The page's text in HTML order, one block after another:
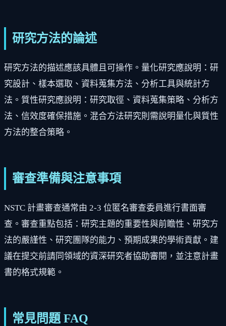
研究方法的論述
研究方法的描述應該具體且可操作。量化研究應說明：研
究設計、樣本選取、資料蒐集方法、分析工具與統計方
法。質性研究應說明：研究取徑、資料蒐集策略、分析方
法、信效度確保措施。混合方法研究則需說明量化與質性
方法的整合策略。
審查準備與注意事項
NSTC 計畫審查通常由 2-3 位匿名審查委員進行書面審
查。審查重點包括：研究主題的重要性與前瞻性、研究方
法的嚴謹性、研究團隊的能力、預期成果的學術貢獻。建
議在提交前請同領域的資深研究者協助審閱，並注意計畫
書的格式規範。
常見問題 FAQ